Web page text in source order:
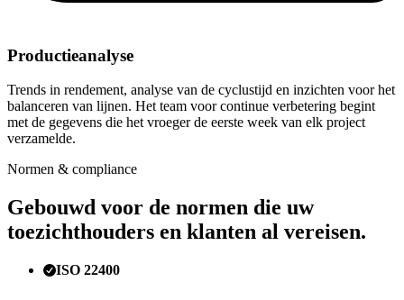
Productieanalyse
Trends in rendement, analyse van de cyclustijd en inzichten voor het
balanceren van lijnen. Het team voor continue verbetering begint
met de gegevens die het vroeger de eerste week van elk project
verzamelde.
Normen & compliance
Gebouwd voor de normen die uw
toezichthouders en klanten al vereisen.
ISO 22400